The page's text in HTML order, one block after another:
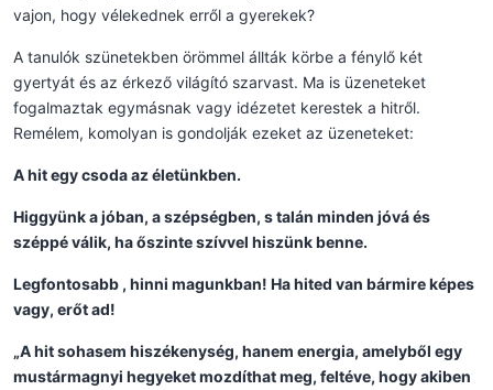
vajon, hogy vélekednek erről a gyerekek?
A tanulók szünetekben örömmel állták körbe a fénylő két
gyertyát és az érkező világító szarvast. Ma is üzeneteket
fogalmaztak egymásnak vagy idézetet kerestek a hitről.
Remélem, komolyan is gondolják ezeket az üzeneteket:
A hit egy csoda az életünkben.
Higgyünk a jóban, a szépségben, s talán minden jóvá és
széppé válik, ha őszinte szívvel hiszünk benne.
Legfontosabb , hinni magunkban! Ha hited van bármire képes
vagy, erőt ad!
„A hit sohasem hiszékenység, hanem energia, amelyből egy
mustármagnyi hegyeket mozdíthat meg, feltéve, hogy akiben